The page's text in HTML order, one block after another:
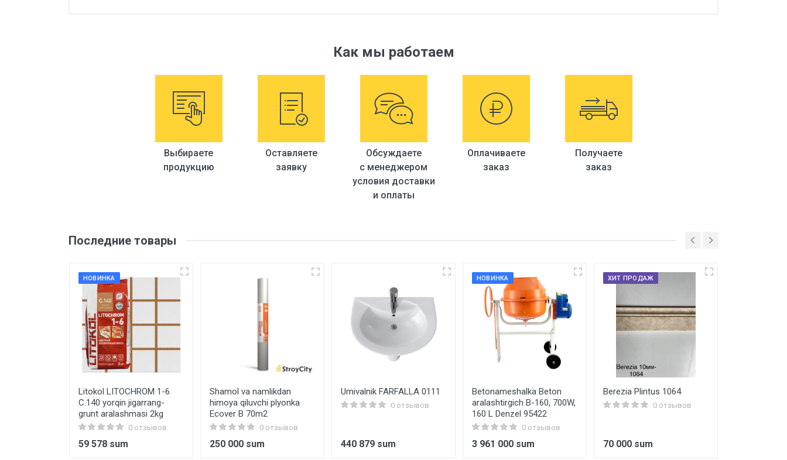
Как мы работаем
Выбираете
продукцию
Оставляете
заявку
Обсуждаете
с менеджером
условия доставки
и оплаты
Оплачиваете
заказ
Получаете
заказ
Последние товары
НОВИНКА
Litokol LITOCHROM 1-6
C.140 yorqin jigarrang-
grunt aralashmasi 2kg
0 отзывов
59 578 sum
Shamol va namlikdan
himoya qiluvchi plyonka
Ecover B 70m2
0 отзывов
250 000 sum
Umivalnik FARFALLA 0111
0 отзывов
440 879 sum
НОВИНКА
Betonameshalka Beton
aralashtirgich B-160, 700W,
160 L Denzel 95422
0 отзывов
3 961 000 sum
ХИТ ПРОДАЖ
Berezia Plintus 1064
0 отзывов
70 000 sum